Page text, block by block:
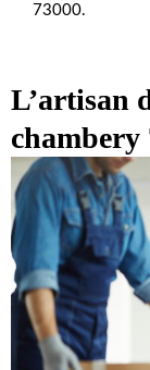
73000.
L’artisan
chambery